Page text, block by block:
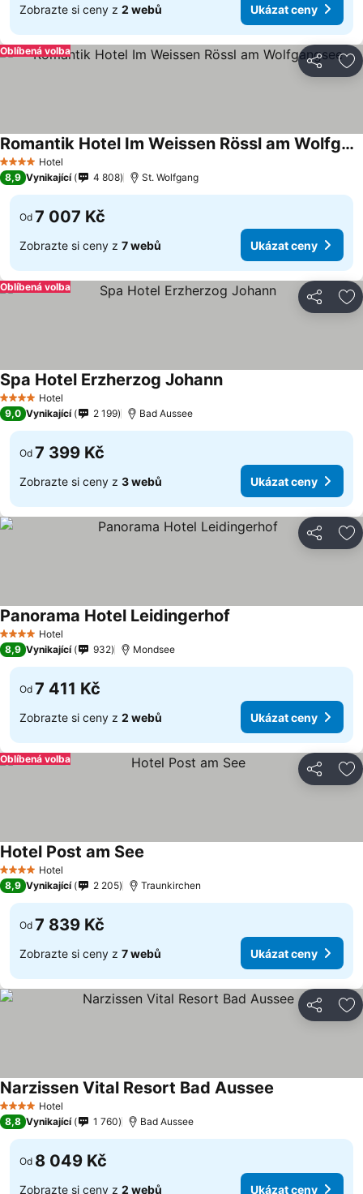
Zobrazte si ceny z 2 webů Ukázat ceny
Sdílet
Oblíbená volba
4 Počet hvězdiček
Hotel
Romantik Hotel Im Weissen Rössl am Wolfgangsee
Ukázat ceny
8,9 Vynikající 4 808 St. Wolfgang
Od 7 007 Kč
Zobrazte si ceny z 7 webů Ukázat ceny
Sdílet
Oblíbená volba
4 Počet hvězdiček
Hotel
Spa Hotel Erzherzog JohannUkázat ceny
9,0 Vynikající 2 199 Bad Aussee
Od 7 399 Kč
Zobrazte si ceny z 3 webů Ukázat ceny
Sdílet
4 Počet hvězdiček
Hotel
Panorama Hotel Leidingerhof
8,9 Vynikající 932 Mondsee
Od 7 411 Kč
Zobrazte si ceny z 2 webů Ukázat ceny
Sdílet
Oblíbená volba
4 Počet hvězdiček
Hotel
Hotel Post am See
8,9 Vynikající 2 205 Traunkirchen
Od 7 839 Kč
Zobrazte si ceny z 7 webů Ukázat ceny
Sdílet
4 Počet hvězdiček
Hotel
Narzissen Vital Resort Bad Aussee
8,8 Vynikající 1 760 Bad Aussee
Od 8 049 Kč
Zobrazte si ceny z 2 webů Ukázat ceny